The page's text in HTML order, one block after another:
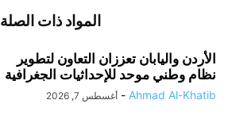
المواد ذات الصلة
الأردن واليابان تعززان التعاون لتطوير
نظام وطني موحد للإحداثيات الجغرافية
Ahmad Al-Khatib
- أغسطس 7, 2026